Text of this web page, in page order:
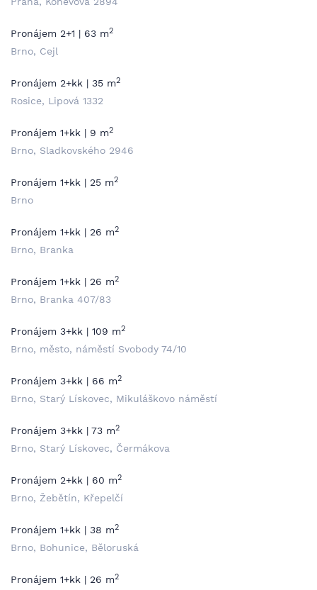
Pronájem 2+1 | 63 m2
Brno, Cejl
Pronájem 2+kk | 35 m2
Rosice, Lipová 1332
Pronájem 1+kk | 9 m2
Brno, Sladkovského 2946
Pronájem 1+kk | 25 m2
Brno
Pronájem 1+kk | 26 m2
Brno, Branka
Pronájem 1+kk | 26 m2
Brno, Branka 407/83
Pronájem 3+kk | 109 m2
Brno, město, náměstí Svobody 74/10
Pronájem 3+kk | 66 m2
Brno, Starý Lískovec, Mikuláškovo náměstí
Pronájem 3+kk | 73 m2
Brno, Starý Lískovec, Čermákova
Pronájem 2+kk | 60 m2
Brno, Žebětín, Křepelčí
Pronájem 1+kk | 38 m2
Brno, Bohunice, Běloruská
Pronájem 1+kk | 26 m2